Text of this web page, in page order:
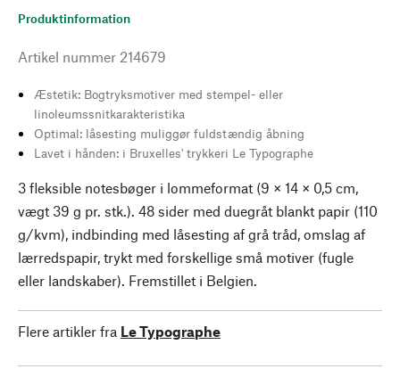
Produktinformation
Artikel nummer 214679
Æstetik: Bogtryksmotiver med stempel- eller
linoleumssnitkarakteristika
Optimal: låsesting muliggør fuldstændig åbning
Lavet i hånden: i Bruxelles' trykkeri Le Typographe
3 fleksible notesbøger i lommeformat (9 × 14 × 0,5 cm,
vægt 39 g pr. stk.). 48 sider med duegråt blankt papir (110
g/kvm), indbinding med låsesting af grå tråd, omslag af
lærredspapir, trykt med forskellige små motiver (fugle
eller landskaber). Fremstillet i Belgien.
Flere artikler fra Le Typographe